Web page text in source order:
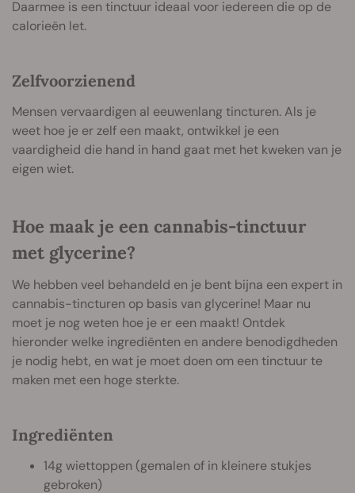
Daarmee is een tinctuur ideaal voor iedereen die op de
calorieën let.
Zelfvoorzienend
Mensen vervaardigen al eeuwenlang tincturen. Als je
weet hoe je er zelf een maakt, ontwikkel je een
vaardigheid die hand in hand gaat met het kweken van je
eigen wiet.
Hoe maak je een cannabis-tinctuur
met glycerine?
We hebben veel behandeld en je bent bijna een expert in
cannabis-tincturen op basis van glycerine! Maar nu
moet je nog weten hoe je er een maakt! Ontdek
hieronder welke ingrediënten en andere benodigdheden
je nodig hebt, en wat je moet doen om een tinctuur te
maken met een hoge sterkte.
Ingrediënten
14g wiettoppen (gemalen of in kleinere stukjes
gebroken)